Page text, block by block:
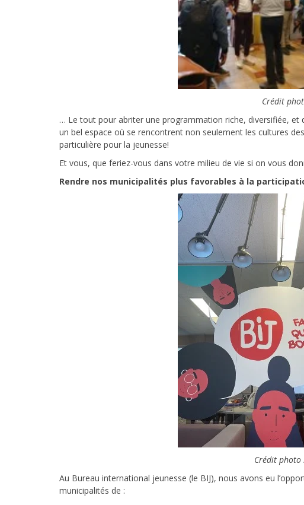
Crédit
… Le tout pour abriter une programmation riche, diversifiée, et
un bel espace où se rencontrent non seulement les cultures
particulière pour la jeunesse!
Et vous, que feriez-vous dans votre milieu de vie si on vous
Rendre nos municipalités plus favorables à la
Crédit photo
Au Bureau international jeunesse (le BIJ), nous avons eu
municipalités de :